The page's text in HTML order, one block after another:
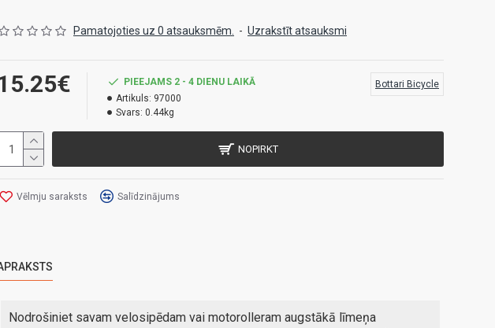
Pamatojoties uz 0 atsauksmēm. - Uzrakstīt atsauksmi
PIEEJAMS 2 - 4 DIENU LAIKĀ
Artikuls: 97000
Svars: 0.44kg
Bottari Bicycle
NOPIRKT
Vēlmju saraksts Salīdzinājums
Nodrošiniet savam velosipēdam vai motorolleram augstākā līmeņa